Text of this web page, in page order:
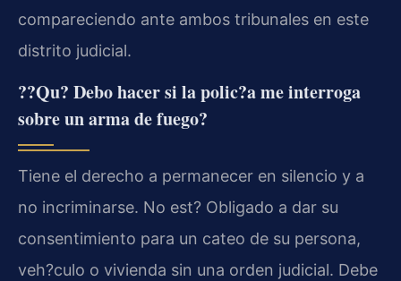
compareciendo ante ambos tribunales en este
distrito judicial.
??Qu? Debo hacer si la polic?a me interroga
sobre un arma de fuego?
Tiene el derecho a permanecer en silencio y a
no incriminarse. No est? Obligado a dar su
consentimiento para un cateo de su persona,
veh?culo o vivienda sin una orden judicial. Debe